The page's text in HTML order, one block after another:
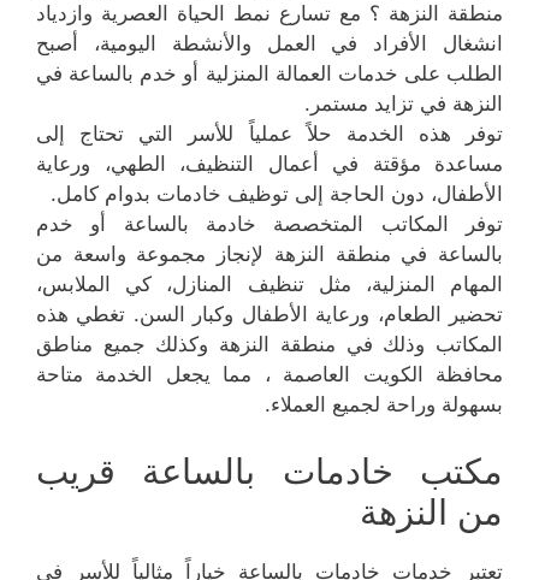
منطقة النزهة ؟ مع تسارع نمط الحياة العصرية وازدياد
انشغال الأفراد في العمل والأنشطة اليومية، أصبح
الطلب على خدمات العمالة المنزلية أو خدم بالساعة في
النزهة في تزايد مستمر.
توفر هذه الخدمة حلاً عملياً للأسر التي تحتاج إلى
مساعدة مؤقتة في أعمال التنظيف، الطهي، ورعاية
الأطفال، دون الحاجة إلى توظيف خادمات بدوام كامل.
توفر المكاتب المتخصصة خادمة بالساعة أو خدم
بالساعة في منطقة النزهة لإنجاز مجموعة واسعة من
المهام المنزلية، مثل تنظيف المنازل، كي الملابس،
تحضير الطعام، ورعاية الأطفال وكبار السن. تغطي هذه
المكاتب وذلك في منطقة النزهة وكذلك جميع مناطق
محافظة الكويت العاصمة ، مما يجعل الخدمة متاحة
بسهولة وراحة لجميع العملاء.
مكتب خادمات بالساعة قريب
من النزهة
تعتبر خدمات خادمات بالساعة خياراً مثالياً للأسر في